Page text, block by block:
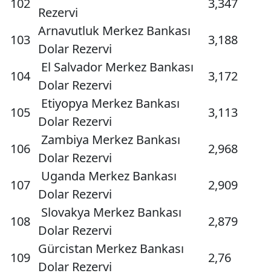
102
Rezervi
3,347
103
Arnavutluk Merkez Bankası
Dolar Rezervi
3,188
104
El Salvador Merkez Bankası
Dolar Rezervi
3,172
105
Etiyopya Merkez Bankası
Dolar Rezervi
3,113
106
Zambiya Merkez Bankası
Dolar Rezervi
2,968
107
Uganda Merkez Bankası
Dolar Rezervi
2,909
108
Slovakya Merkez Bankası
Dolar Rezervi
2,879
109
Gürcistan Merkez Bankası
Dolar Rezervi
2,76